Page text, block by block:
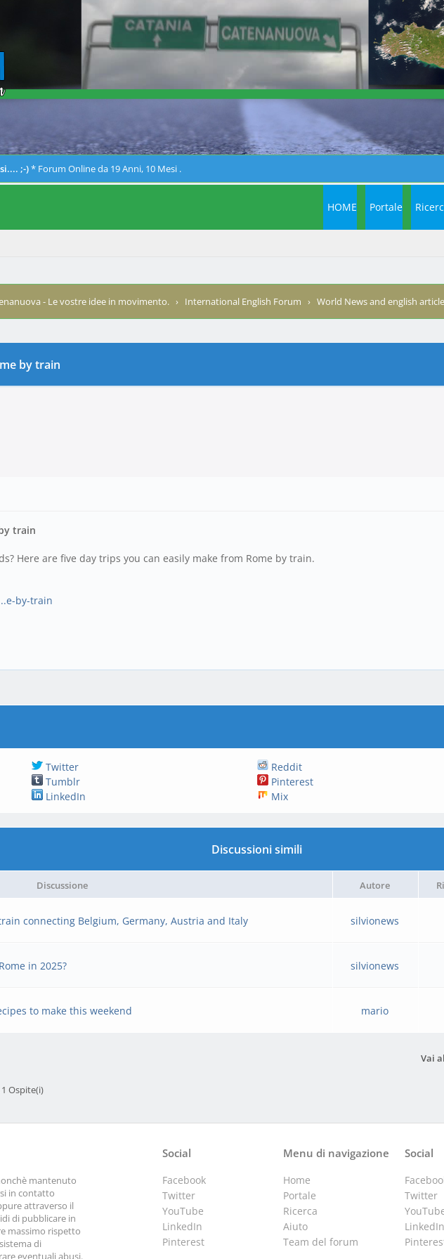
;-)* Forum Online da 19 Anni, 10 Mesi .
HOME Portale
- Le vostre idee in movimento. › International English Forum › World News and english
by train
train
Here are five day trips you can easily make from Rome by train.
by-train
Twitter Reddit
Tumblr Pinterest
LinkedIn Mix
Discussioni simili
Discussione Autore
connecting Belgium, Germany, Austria and Italy silvionews
in 2025? silvionews
to make this weekend mario
Vai
Ospite(i)
mantenuto
in contatto
attraverso il
di pubblicare in
massimo rispetto
di
eventuali abusi.
Social
Twitter
LinkedIn
Menu di navigazione
Home
Portale
Ricerca
Aiuto
Team del forum
Social
Facebook
Twitter
YouTube
LinkedIn
Pinterest